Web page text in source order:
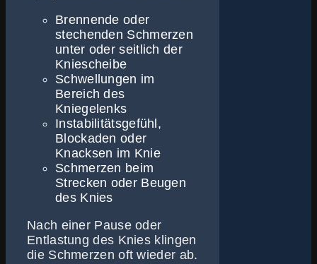
Brennende oder
stechenden Schmerzen
unter oder seitlich der
Kniescheibe
Schwellungen im
Bereich des
Kniegelenks
Instabilitätsgefühl,
Blockaden oder
Knacksen im Knie
Schmerzen beim
Strecken oder Beugen
des Knies
Nach einer Pause oder
Entlastung des Knies klingen
die Schmerzen oft wieder ab.